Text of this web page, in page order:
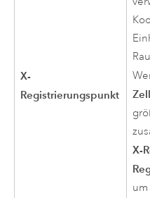
X-
Registrierungspunkt
X-